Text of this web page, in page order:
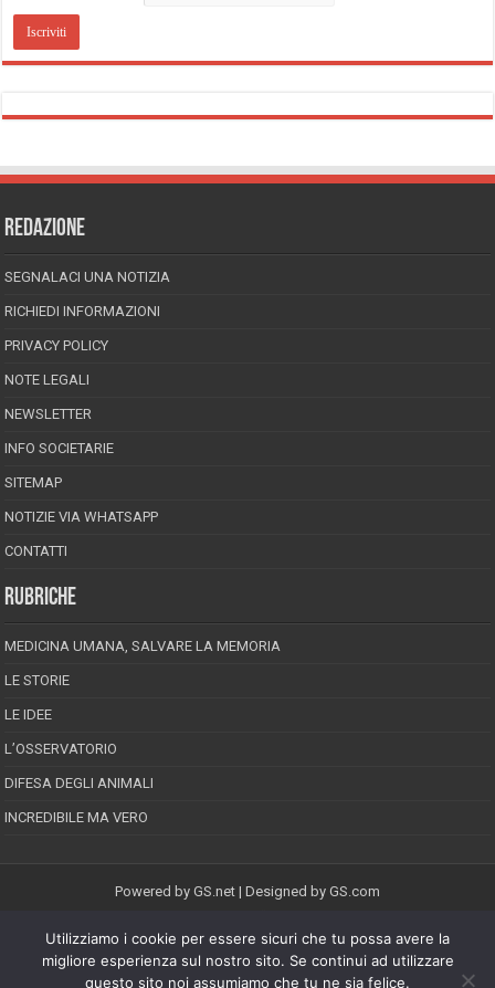
REDAZIONE
SEGNALACI UNA NOTIZIA
RICHIEDI INFORMAZIONI
PRIVACY POLICY
NOTE LEGALI
NEWSLETTER
INFO SOCIETARIE
SITEMAP
NOTIZIE VIA WHATSAPP
CONTATTI
RUBRICHE
MEDICINA UMANA, SALVARE LA MEMORIA
LE STORIE
LE IDEE
L’OSSERVATORIO
DIFESA DEGLI ANIMALI
INCREDIBILE MA VERO
Powered by GS.net | Designed by GS.com
EPINEION EDITRICE S.R.L.P.Iva 02008710689
Registrazione Tribunale di Pescara reg. speciale della stampa n.08/2012
Direttore responsabile: Maurizio Piccinino
Utilizziamo i cookie per essere sicuri che tu possa avere la
migliore esperienza sul nostro sito. Se continui ad utilizzare
questo sito noi assumiamo che tu ne sia felice.